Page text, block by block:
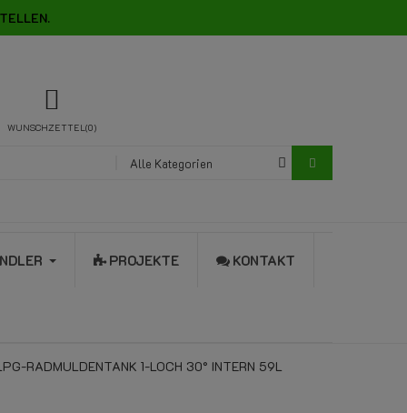
WUNSCHZETTEL 0
Alle Kategorien
PROJEKTE KONTAKT
RADMULDENTANK 1-LOCH 30° INTERN 59L